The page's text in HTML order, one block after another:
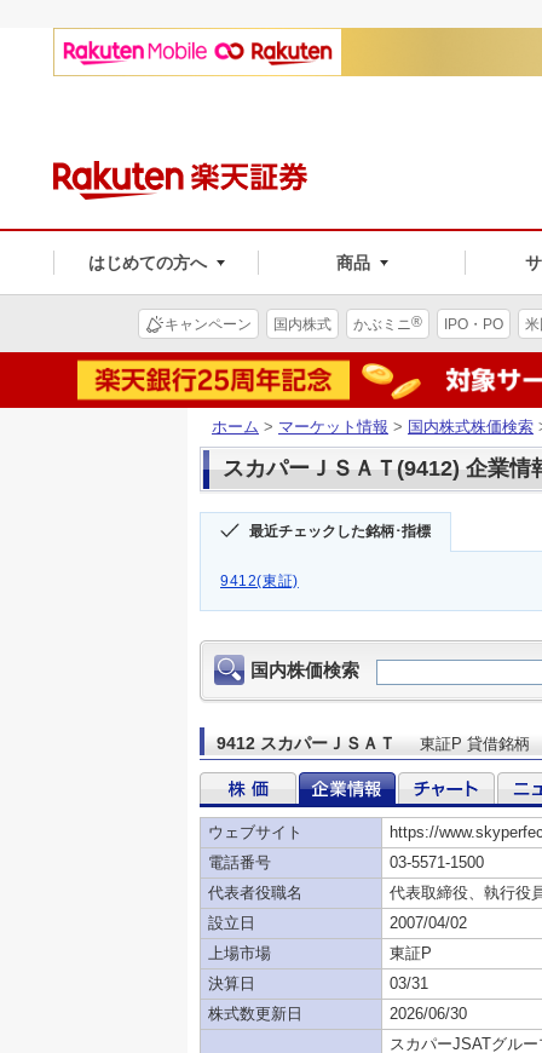
はじめての方へ 商品
キャンペーン 国内株式 かぶミニ® IPO・PO
ホーム > マーケット情報 > 国内株式株価検索
スカパーＪＳＡＴ(9412) 企業情
最近チェックした銘柄･指標
9412(東証)